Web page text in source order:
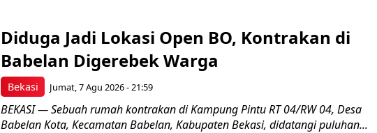
Bekasi
Diduga Jadi Lokasi Open BO, Kontrakan di
Babelan Digerebek Warga
Jumat, 7 Agu 2026 - 21:59
BEKASI — Sebuah rumah kontrakan di Kampung Pintu RT 04/RW 04, Desa
Babelan Kota, Kecamatan Babelan, Kabupaten Bekasi, didatangi puluhan...